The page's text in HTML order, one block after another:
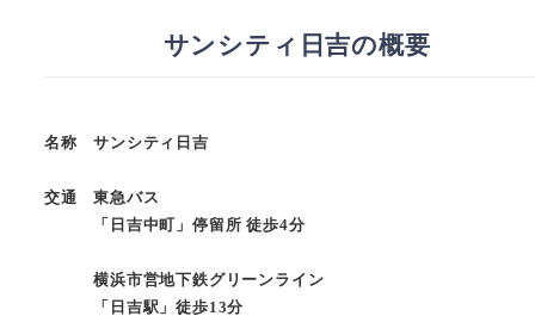
サンシティ日吉の概要
名称 サンシティ日吉
交通 東急バス
「日吉中町」停留所 徒歩4分
横浜市営地下鉄グリーンライン
「日吉駅」徒歩13分